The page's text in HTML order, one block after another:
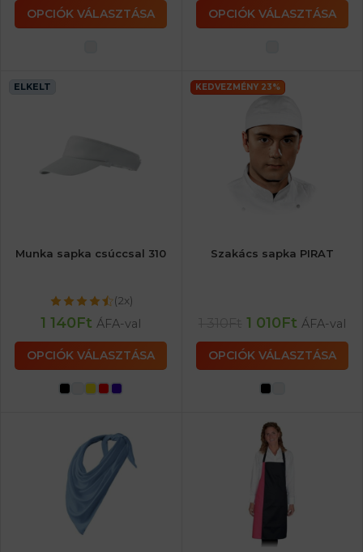
OPCIÓK VÁLASZTÁSA OPCIÓK VÁLASZTÁSA
ELKELT
Munka sapka csúccsal 310
(2x)
1 140Ft ÁFA-val
OPCIÓK VÁLASZTÁSA
KEDVEZMÉNY 23%
Szakács sapka PIRAT
1 010Ft ÁFA-val
OPCIÓK VÁLASZTÁSA